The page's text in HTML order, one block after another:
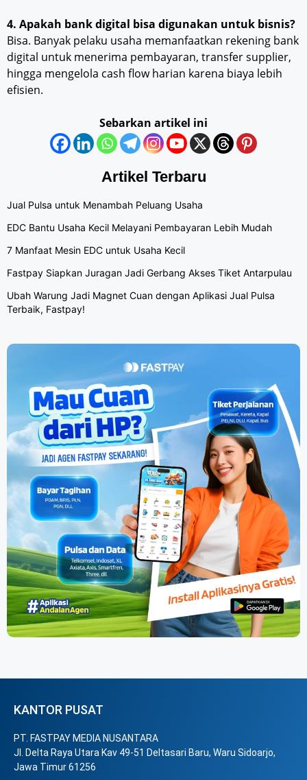
4. Apakah bank digital bisa digunakan untuk bisnis?
Bisa. Banyak pelaku usaha memanfaatkan rekening bank
digital untuk menerima pembayaran, transfer supplier,
hingga mengelola cash flow harian karena biaya lebih
efisien.
Sebarkan artikel ini
Artikel Terbaru
Jual Pulsa untuk Menambah Peluang Usaha
EDC Bantu Usaha Kecil Melayani Pembayaran Lebih Mudah
7 Manfaat Mesin EDC untuk Usaha Kecil
Fastpay Siapkan Juragan Jadi Gerbang Akses Tiket Antarpulau
Ubah Warung Jadi Magnet Cuan dengan Aplikasi Jual Pulsa
Terbaik, Fastpay!
KANTOR PUSAT
PT. FASTPAY MEDIA NUSANTARA
Jl. Delta Raya Utara Kav 49-51 Deltasari Baru, Waru Sidoarjo,
Jawa Timur 61256